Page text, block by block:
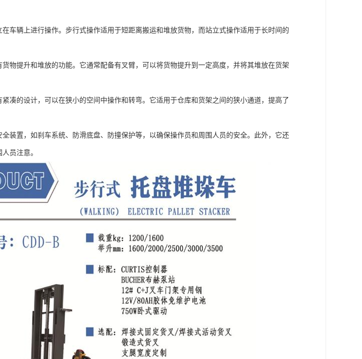
车辆上进行操作。步行式操作适用于短距离搬运和堆放货物，而站立式操作适用于长时间的
物提升和堆放的功能。它通常配备有叉臂，可以将货物提升到一定高度，并将其堆放在货架
凑的设计，可以在狭小的空间中操作和转弯。它适用于仓库和货架之间的狭小通道，提高了
装置，如刹车系统、防滑底盘、防撞保护等，以确保操作员和周围人员的安全。此外，它还
员注意。